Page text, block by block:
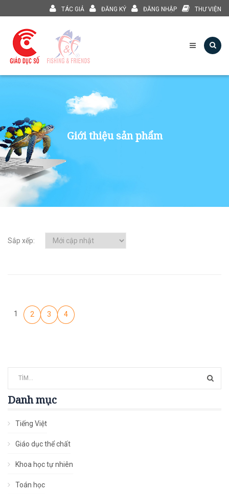
TÁC GIẢ ĐĂNG KÝ ĐĂNG NHẬP THƯ VIỆN
Giới thiệu sản phẩm
Sắp xếp:
1 2 3 4
Danh mục
Tiếng Việt
Giáo dục thể chất
Khoa học tự nhiên
Toán học